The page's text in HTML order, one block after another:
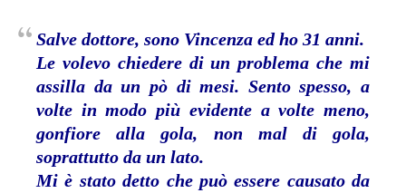
Salve dottore, sono Vincenza ed ho 31 anni.
Le volevo chiedere di un problema che mi
assilla da un pò di mesi. Sento spesso, a
volte in modo più evidente a volte meno,
gonfiore alla gola, non mal di gola,
soprattutto da un lato.
Mi è stato detto che può essere causato da